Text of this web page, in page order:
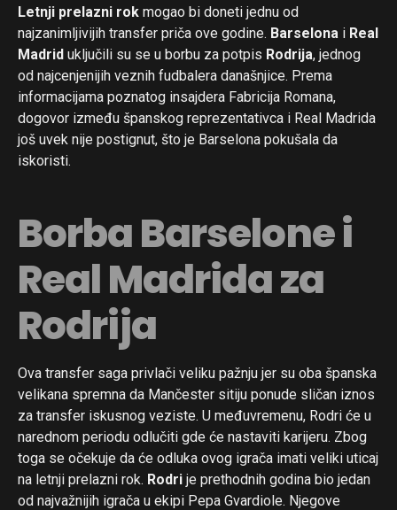
Letnji prelazni rok mogao bi doneti jednu od
najzanimljivijih transfer priča ove godine. Barselona i Real
Madrid uključili su se u borbu za potpis Rodrija, jednog
od najcenjenijih veznih fudbalera današnjice. Prema
informacijama poznatog insajdera Fabricija Romana,
dogovor između španskog reprezentativca i Real Madrida
još uvek nije postignut, što je Barselona pokušala da
iskoristi.
Borba Barselone i
Real Madrida za
Rodrija
Ova transfer saga privlači veliku pažnju jer su oba španska
velikana spremna da Mančester sitiju ponude sličan iznos
za transfer iskusnog veziste. U međuvremenu, Rodri će u
narednom periodu odlučiti gde će nastaviti karijeru. Zbog
toga se očekuje da će odluka ovog igrača imati veliki uticaj
na letnji prelazni rok. Rodri je prethodnih godina bio jedan
od najvažnijih igrača u ekipi Pepa Gvardiole. Njegove